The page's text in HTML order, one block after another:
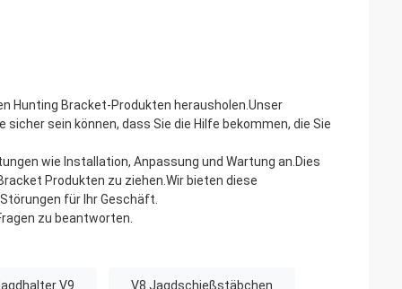
Hunting Bracket-Produkten herausholen.Unser
sein können, dass Sie die Hilfe bekommen, die Sie
wie Installation, Anpassung und Wartung an.Dies
Produkten zu ziehen.Wir bieten diese
für Ihr Geschäft.
zu beantworten.
V9 V8 Jagdschießstäbchen